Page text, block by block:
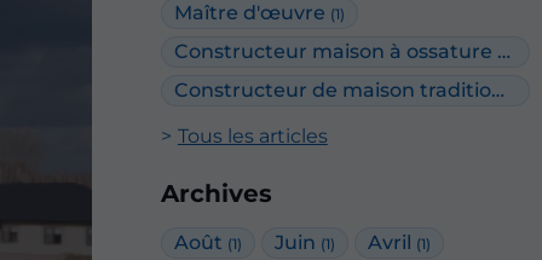
Maître d'œuvre (1)
Constructeur maison à ossature bois
Constructeur de maison traditionnelle
Tous les articles
Archives
Août (1) Juin (1) Avril (1)